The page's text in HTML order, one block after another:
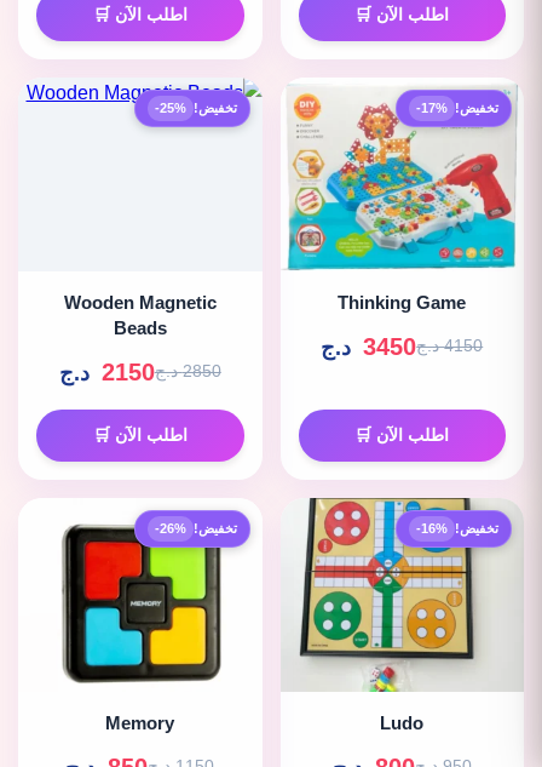
اطلب الآن 🛒 اطلب الآن 🛒
تخفيض! -17%
Thinking Game
4150 د.ج 3450 د.ج
اطلب الآن 🛒
تخفيض! -25%
Wooden Magnetic
Beads
2850 د.ج 2150 د.ج
اطلب الآن 🛒
تخفيض! -16%
Ludo
تخفيض! -26%
Memory